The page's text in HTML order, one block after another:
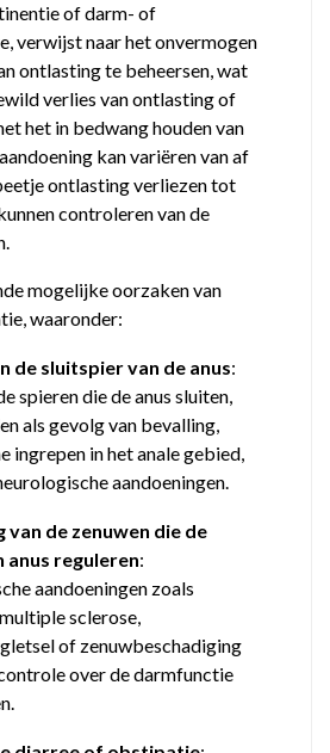
of darm- of
verwijst naar het onvermogen
ontlasting te beheersen, wat
verlies van ontlasting of
het in bedwang houden van
kan variëren van af
ontlasting verliezen tot
controleren van de
mogelijke oorzaken van
waaronder:
de sluitspier van de anus:
spieren die de anus sluiten,
als gevolg van bevalling,
ingrepen in het anale gebied,
aandoeningen.
de zenuwen die de
anus reguleren:
aandoeningen zoals
sclerose,
of zenuwbeschadiging
over de darmfunctie